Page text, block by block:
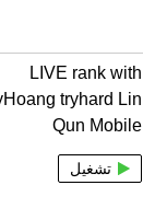
LIVE rank with
tryhard Lin
Qun Mobile
تشغيل